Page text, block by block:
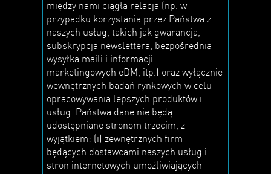
między nami ciągła relacja (np. w
przypadku korzystania przez Państwa z
naszych usług, takich jak gwarancja,
subskrypcja newslettera, bezpośrednia
wysyłka maili i informacji
marketingowych eDM, itp.) oraz wyłącznie
wewnętrznych badań rynkowych w celu
opracowywania lepszych produktów i
usług. Państwa dane nie będą
udostępniane stronom trzecim, z
wyjątkiem: (i) zewnętrznych firm
będących dostawcami naszych usług i
stron internetowych umożliwiających